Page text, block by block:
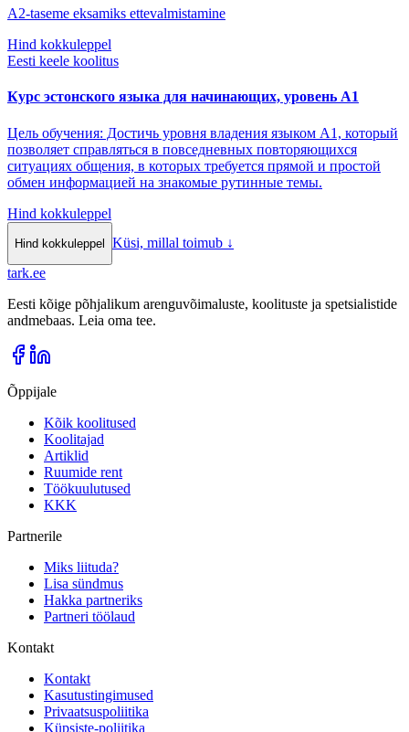
A2-taseme eksamiks ettevalmistamine
Hind kokkuleppel
Eesti keele koolitus
Курс эстонского языка для начинающих, уровень А1
Цель обучения: Достичь уровня владения языком A1, который
позволяет справляться в повседневных повторяющихся
ситуациях общения, в которых требуется прямой и простой
обмен информацией на знакомые рутинные темы.
Hind kokkuleppel
Hind kokkuleppel Küsi, millal toimub ↓
tark.ee
Eesti kõige põhjalikum arenguvõimaluste, koolituste ja spetsialistide
andmebaas. Leia oma tee.
Õppijale
Kõik koolitused
Koolitajad
Artiklid
Ruumide rent
Töökuulutused
KKK
Partnerile
Miks liituda?
Lisa sündmus
Hakka partneriks
Partneri töölaud
Kontakt
Kontakt
Kasutustingimused
Privaatsuspoliitika
Küpsiste-poliitika